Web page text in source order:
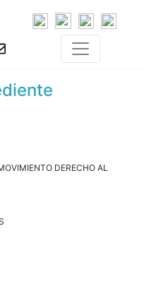
DERECHO AL